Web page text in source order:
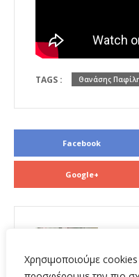
Χρησιμοποιούμε
TAGS : Θανάσης
Facebook
Google+